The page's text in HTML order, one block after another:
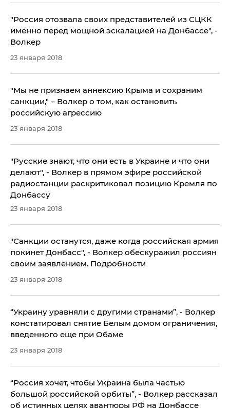
"Россия отозвала своих представителей из СЦКК
именно перед мощной эскалацией на Донбассе", -
Волкер
23 января 2018
"Мы не признаем аннексию Крыма и сохраним
санкции," – Волкер о том, как остановить
российскую агрессию
23 января 2018
"Русские знают, что они есть в Украине и что они
делают", - Волкер в прямом эфире российской
радиостанции раскритиковал позицию Кремля по
Донбассу
23 января 2018
"Санкции останутся, даже когда российская армия
покинет Донбасс", - Волкер обескуражил россиян
своим заявлением. Подробности
23 января 2018
​“Украину уравняли с другими странами”, - Волкер
констатировал снятие Белым домом ограничения,
введенного еще при Обаме
23 января 2018
​“Россия хочет, чтобы Украина была частью
большой российской орбиты”, - Волкер рассказал
об истинных целях авантюры РФ на Донбассе